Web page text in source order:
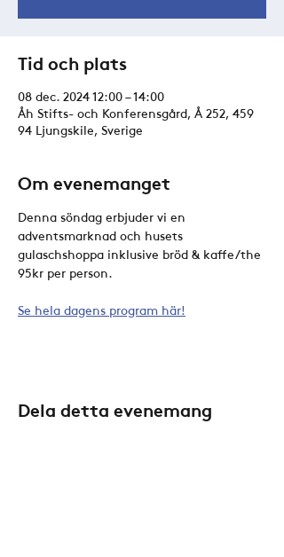
Tid och plats
08 dec. 2024 12:00 – 14:00
Åh Stifts- och Konferensgård, Å 252, 459
94 Ljungskile, Sverige
Om evenemanget
Denna söndag erbjuder vi en
adventsmarknad och husets
gulaschshoppa inklusive bröd & kaffe/the
95kr per person.
Se hela dagens program här!
Dela detta evenemang